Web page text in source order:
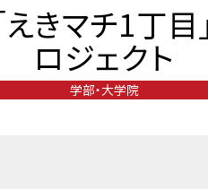
きマチ1丁目
ロジェクト
学部・大学院